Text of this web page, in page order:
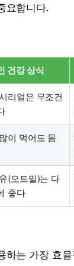
요합니다.
건강 상식
리얼은 무조건
이 먹어도 몸
(오트밀)는 다
좋다
하는 가장 효